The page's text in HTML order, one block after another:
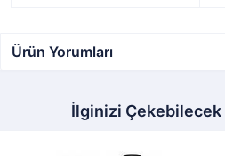
Ürün Yorumları
İlginizi